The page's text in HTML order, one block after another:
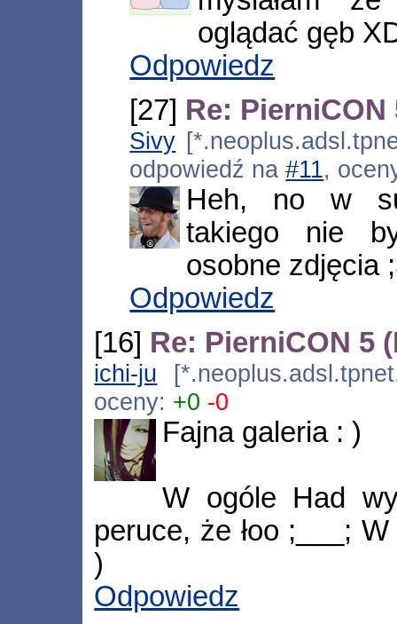
oglądać gęb
Odpowiedz
[27] Re: PierniCON
Sivy
odpowiedź na#11,
Heh, no w
takiego nie
osobne zdjęcia
Odpowiedz
[16] Re: PierniCON 5
ichi-ju
oceny: +0 -0
Fajna galeria : )
W ogóle Had
peruce, że łoo ;___;
)
Odpowiedz